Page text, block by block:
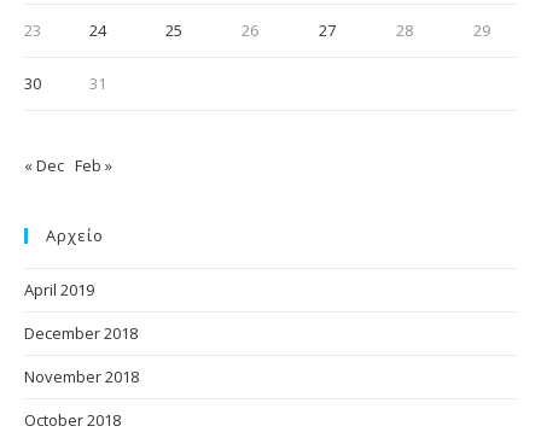
23 24 25 26 27 28 29
30 31
« Dec Feb »
Αρχείο
April 2019
December 2018
November 2018
October 2018